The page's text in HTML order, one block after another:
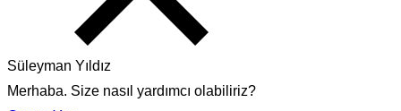
Süleyman Yıldız
Merhaba. Size nasıl yardımcı olabiliriz?